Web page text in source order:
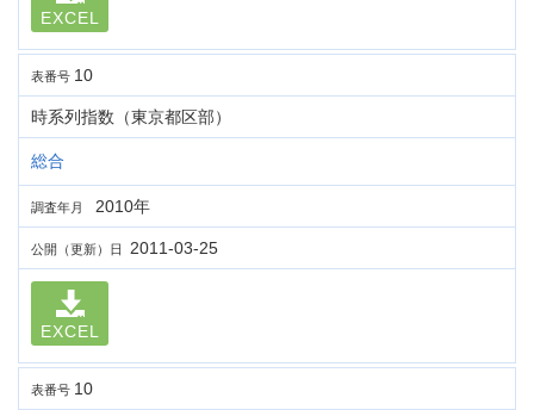
EXCEL
表番号 10
時系列指数（東京都区部）
総合
調査年月 2010年
公開（更新）日 2011-03-25
EXCEL
表番号 10